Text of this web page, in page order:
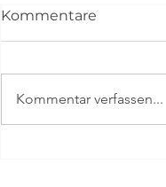
Kommentare
Kommentar verfassen...